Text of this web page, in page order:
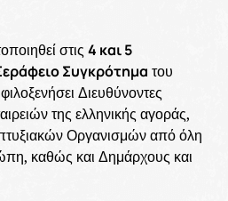
στις 4 και 5
Συγκρότημα του
Διευθύνοντες
της ελληνικής αγοράς,
Οργανισμών από όλη
καθώς και Δημάρχους και